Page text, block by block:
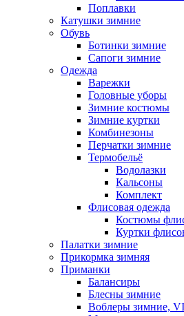
Поплавки
Катушки зимние
Обувь
Ботинки зимние
Сапоги зимние
Одежда
Варежки
Головные уборы
Зимние костюмы
Зимние куртки
Комбинезоны
Перчатки зимние
Термобельё
Водолазки
Кальсоны
Комплект
Флисовая одежда
Костюмы
Куртки
Палатки зимние
Прикормка зимняя
Приманки
Балансиры
Блесны зимние
Воблеры зимние,